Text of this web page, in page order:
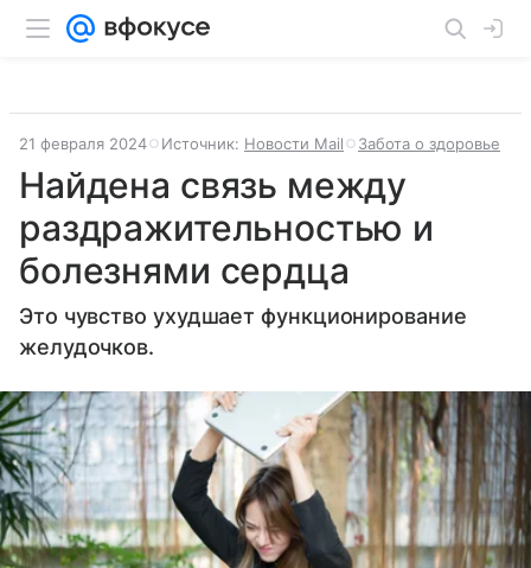
21 февраля 2024 Источник: Новости Mail Забота о здоровье
Найдена связь между
раздражительностью и
болезнями сердца
Это чувство ухудшает функционирование
желудочков.